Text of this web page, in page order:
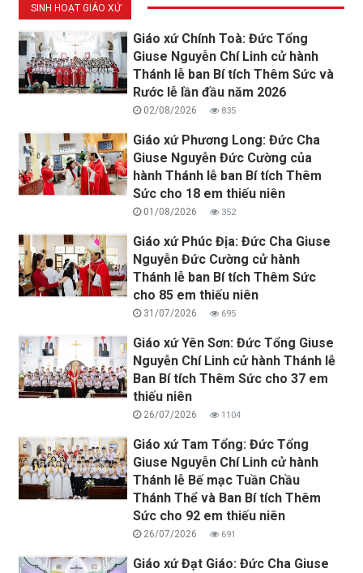
SINH HOẠT GIÁO XỨ
Giáo xứ Chính Toà: Đức Tổng
Giuse Nguyễn Chí Linh cử hành
Thánh lễ ban Bí tích Thêm Sức và
Rước lễ lần đầu năm 2026
02/08/2026 835
Giáo xứ Phương Long: Đức Cha
Giuse Nguyễn Đức Cường của
hành Thánh lễ ban Bí tích Thêm
Sức cho 18 em thiếu niên
01/08/2026 352
Giáo xứ Phúc Địa: Đức Cha Giuse
Nguyễn Đức Cường cử hành
Thánh lễ ban Bí tích Thêm Sức
cho 85 em thiếu niên
31/07/2026 695
Giáo xứ Yên Sơn: Đức Tổng Giuse
Nguyễn Chí Linh cử hành Thánh lễ
Ban Bí tích Thêm Sức cho 37 em
thiếu niên
26/07/2026 1104
Giáo xứ Tam Tổng: Đức Tổng
Giuse Nguyễn Chí Linh cử hành
Thánh lễ Bế mạc Tuần Chầu
Thánh Thể và Ban Bí tích Thêm
Sức cho 92 em thiếu niên
26/07/2026 691
Giáo xứ Đạt Giáo: Đức Cha Giuse